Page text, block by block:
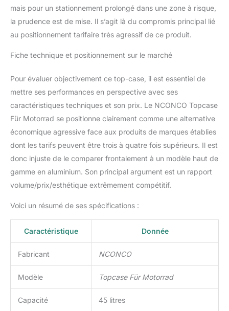
mais pour un stationnement prolongé dans une zone à risque,
la prudence est de mise. Il s’agit là du compromis principal lié
au positionnement tarifaire très agressif de ce produit.
Fiche technique et positionnement sur le marché
Pour évaluer objectivement ce top-case, il est essentiel de
mettre ses performances en perspective avec ses
caractéristiques techniques et son prix. Le NCONCO Topcase
Für Motorrad se positionne clairement comme une alternative
économique agressive face aux produits de marques établies
dont les tarifs peuvent être trois à quatre fois supérieurs. Il est
donc injuste de le comparer frontalement à un modèle haut de
gamme en aluminium. Son principal argument est un rapport
volume/prix/esthétique extrêmement compétitif.
Voici un résumé de ses spécifications :
Caractéristique Donnée
Fabricant NCONCO
Modèle Topcase Für Motorrad
Capacité 45 litres